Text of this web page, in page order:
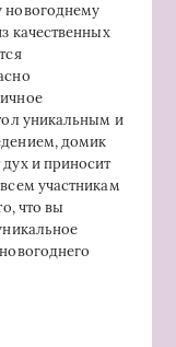
качественных
уникальным и
домик
и приносит
участникам
что вы